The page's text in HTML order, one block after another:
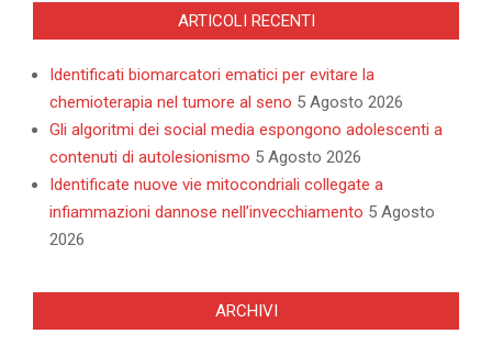
ARTICOLI RECENTI
Identificati biomarcatori ematici per evitare la
chemioterapia nel tumore al seno 5 Agosto 2026
Gli algoritmi dei social media espongono adolescenti a
contenuti di autolesionismo 5 Agosto 2026
Identificate nuove vie mitocondriali collegate a
infiammazioni dannose nell’invecchiamento 5 Agosto
2026
ARCHIVI